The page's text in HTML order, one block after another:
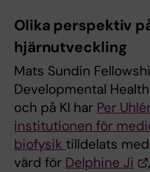
Olika perspektiv
hjärnutveckling
Mats Sundin
Developmental
och på KI har Per
institutionen för
biofysik tilldelats
värd för Delphine Ji